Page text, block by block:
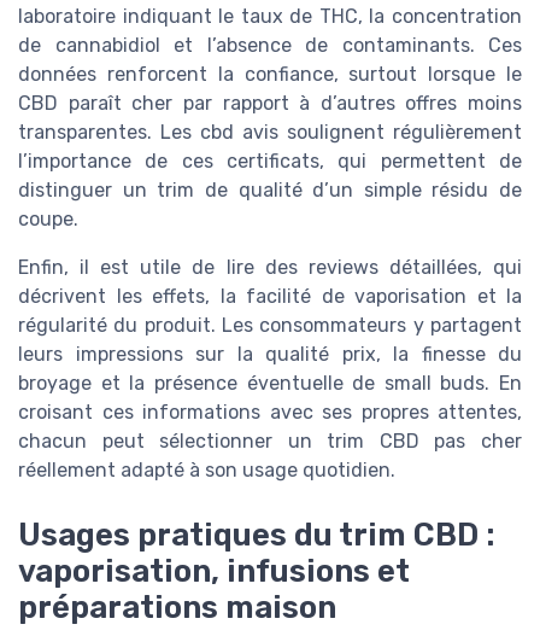
laboratoire indiquant le taux de THC, la concentration
de cannabidiol et l’absence de contaminants. Ces
données renforcent la confiance, surtout lorsque le
CBD paraît cher par rapport à d’autres offres moins
transparentes. Les cbd avis soulignent régulièrement
l’importance de ces certificats, qui permettent de
distinguer un trim de qualité d’un simple résidu de
coupe.
Enfin, il est utile de lire des reviews détaillées, qui
décrivent les effets, la facilité de vaporisation et la
régularité du produit. Les consommateurs y partagent
leurs impressions sur la qualité prix, la finesse du
broyage et la présence éventuelle de small buds. En
croisant ces informations avec ses propres attentes,
chacun peut sélectionner un trim CBD pas cher
réellement adapté à son usage quotidien.
Usages pratiques du trim CBD :
vaporisation, infusions et
préparations maison